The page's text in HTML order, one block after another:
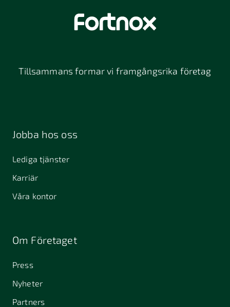
Tillsammans formar vi framgångsrika företag
Jobba hos oss
Lediga tjänster
Karriär
Våra kontor
Om Företaget
Press
Nyheter
Partners